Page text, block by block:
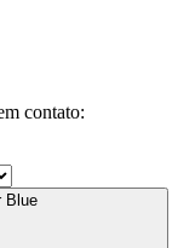
contato:
Blue